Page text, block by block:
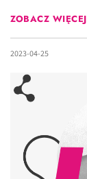
ZOBACZ WIĘCEJ
2023-04-25